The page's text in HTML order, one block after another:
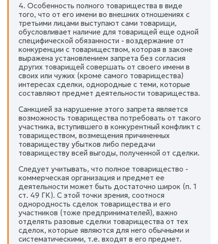
4. Особенность полного товарищества в виде
того, что от его имени во внешних отношениях с
третьими лицами выступают сами товарищи,
обусловливает наличие для товарищей еще одной
специфической обязанности - воздержание от
конкуренции с товариществом, которая в законе
выражена установлением запрета без согласия
других товарищей совершать от своего имени в
своих или чужих (кроме самого товарищества)
интересах сделки, однородные с теми, которые
составляют предмет деятельности товарищества.
Санкцией за нарушение этого запрета является
возможность товарищества потребовать от такого
участника, вступившего в конкурентный конфликт с
товариществом, возмещения причиненных
товариществу убытков либо передачи
товариществу всей выгоды, полученной от сделки.
Следует учитывать, что полное товарищество -
коммерческая организация и предмет ее
деятельности может быть достаточно широк (п. 1
ст. 49 ГК). С этой точки зрения, соотнося
однородность сделок товарищества и его
участников (тоже предпринимателей), важно
отделять разовые сделки товарищества от тех
сделок, которые являются для него обычными и
систематическими, т.е. входят в его предмет.